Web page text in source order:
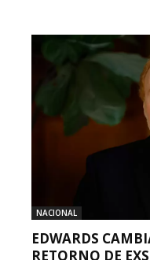
NACIONAL
EDWARDS
RETORNO DE